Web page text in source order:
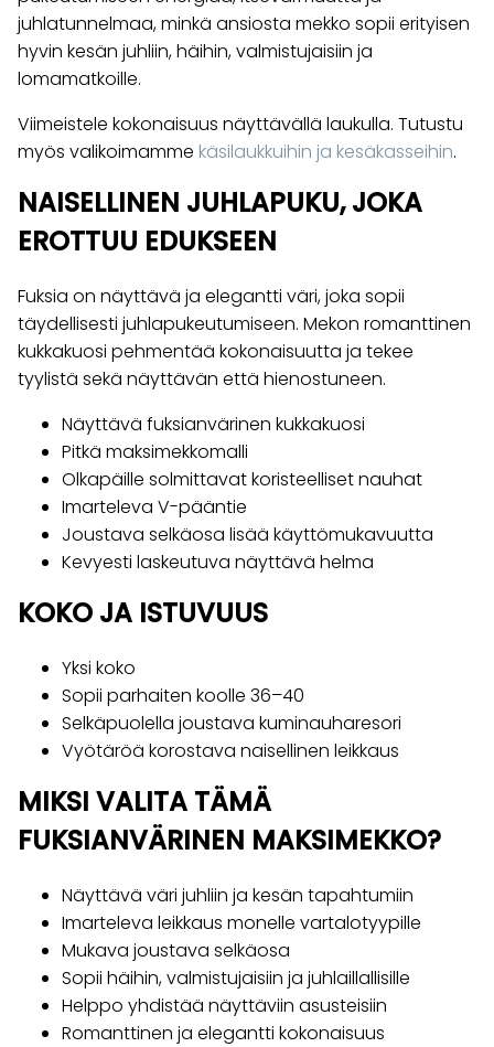
juhlatunnelmaa, minkä ansiosta mekko sopii erityisen
hyvin kesän juhliin, häihin, valmistujaisiin ja
lomamatkoille.
Viimeistele kokonaisuus näyttävällä laukulla. Tutustu
myös valikoimamme käsilaukkuihin ja kesäkasseihin.
NAISELLINEN JUHLAPUKU, JOKA
EROTTUU EDUKSEEN
Fuksia on näyttävä ja elegantti väri, joka sopii
täydellisesti juhlapukeutumiseen. Mekon romanttinen
kukkakuosi pehmentää kokonaisuutta ja tekee
tyylistä sekä näyttävän että hienostuneen.
Näyttävä fuksianvärinen kukkakuosi
Pitkä maksimekkomalli
Olkapäille solmittavat koristeelliset nauhat
Imarteleva V-pääntie
Joustava selkäosa lisää käyttömukavuutta
Kevyesti laskeutuva näyttävä helma
KOKO JA ISTUVUUS
Yksi koko
Sopii parhaiten koolle 36–40
Selkäpuolella joustava kuminauharesori
Vyötäröä korostava naisellinen leikkaus
MIKSI VALITA TÄMÄ
FUKSIANVÄRINEN MAKSIMEKKO?
Näyttävä väri juhliin ja kesän tapahtumiin
Imarteleva leikkaus monelle vartalotyypille
Mukava joustava selkäosa
Sopii häihin, valmistujaisiin ja juhlaillallisille
Helppo yhdistää näyttäviin asusteisiin
Romanttinen ja elegantti kokonaisuus